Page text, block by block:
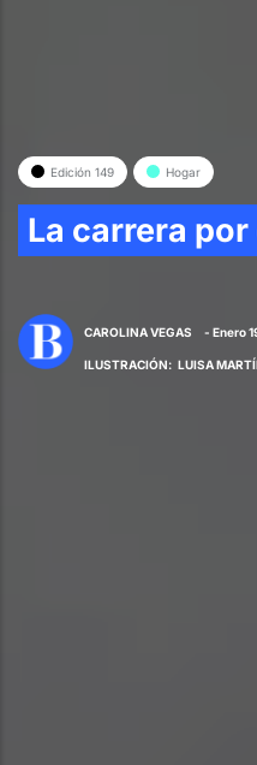
Edición 149 Hogar
La carrera
CAROLINA VEGAS - Enero
ILUSTRACIÓN: LUISA